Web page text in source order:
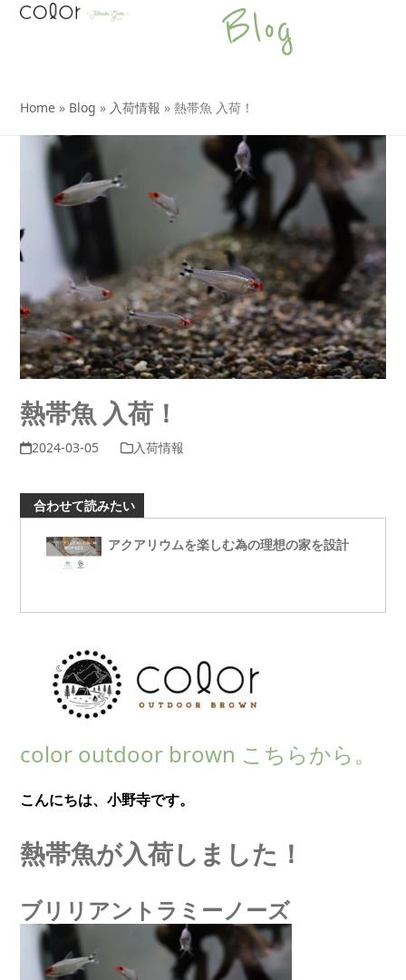
SkipOpen
Close
Blog
Home » Blog » 入荷情報 »熱帯魚 入荷！
熱帯魚 入荷！
2024-03-05 入荷情報
合わせて読みたい
アクアリウムを楽しむ為の理想の家を設計
color outdoor brown こちらから。
こんにちは、小野寺です。
熱帯魚が入荷しました！
ブリリアントラミーノーズ